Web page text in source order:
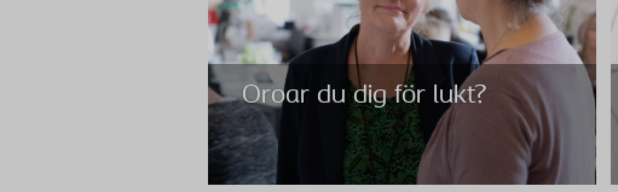
Oroar du dig för lukt?